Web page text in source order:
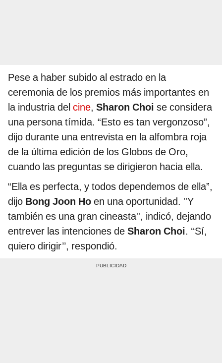
Pese a haber subido al estrado en la
ceremonia de los premios más importantes en
la industria del cine, Sharon Choi se considera
una persona tímida. “Esto es tan vergonzoso”,
dijo durante una entrevista en la alfombra roja
de la última edición de los Globos de Oro,
cuando las preguntas se dirigieron hacia ella.
“Ella es perfecta, y todos dependemos de ella”,
dijo Bong Joon Ho en una oportunidad. ''Y
también es una gran cineasta'', indicó, dejando
entrever las intenciones de Sharon Choi. ‘‘Sí,
quiero dirigir’’, respondió.